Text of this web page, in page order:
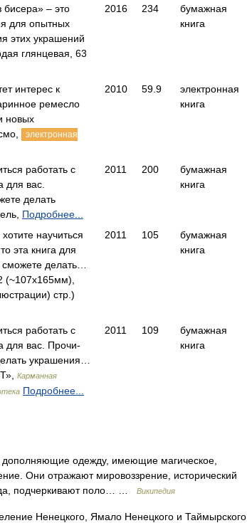
бисера» – это
для опытных
этих украшений
глянцевая, 63
2016 234
бумажная
книга
интерес к
ремесло
новых
электронная
2010 59.9
электронная
книга
работать с
для вас.
делать
Подробнее...
2011 200
бумажная
книга
научиться
эта книга для
делать…
стр.)
2011 105
бумажная
книга
работать с
для вас. Прочи­
украшения…
Карманная
Подробнее...
2011 109
бумажная
книга
одежду, имеющие магическое,
Они отражают мировоззрение, исторический
подчеркивают поло… …
Википедия
Ненецкого, Ямало Ненецкого и Таймырского